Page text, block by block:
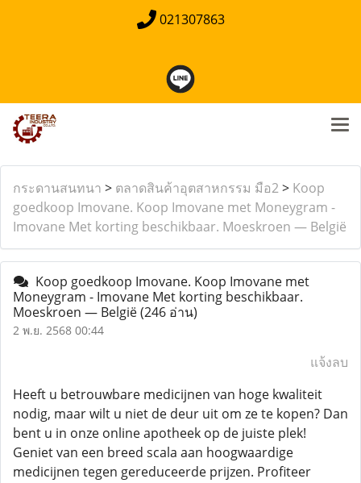
021307863
กระดานสนทนา > ตลาดสินค้าอุตสาหกรรม มือ2> Koop
goedkoop Imovane. Koop Imovane met Moneygram -
Imovane Met korting beschikbaar. Moeskroen — België
Koop goedkoop Imovane. Koop Imovane met
Moneygram - Imovane Met korting beschikbaar.
Moeskroen — België(246 อ่าน)
2 พ.ย. 2568 00:44
แจ้งลบ
Heeft u betrouwbare medicijnen van hoge kwaliteit
nodig, maar wilt u niet de deur uit om ze te kopen? Dan
bent u in onze online apotheek op de juiste plek!
Geniet van een breed scala aan hoogwaardige
medicijnen tegen gereduceerde prijzen. Profiteer